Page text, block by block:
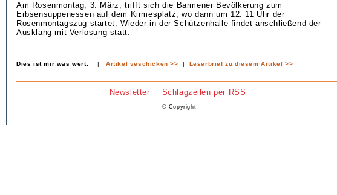
Am Rosenmontag, 3. März, trifft sich die Barmener Bevölkerung zum
Erbsensuppenessen auf dem Kirmesplatz, wo dann um 12. 11 Uhr der
Rosenmontagszug startet. Wieder in der Schützenhalle findet anschließend der
Ausklang mit Verlosung statt.
Dies ist mir was wert: |Artikel veschicken >> | Leserbrief zu diesem Artikel >>
Newsletter Schlagzeilen per RSS
© Copyright